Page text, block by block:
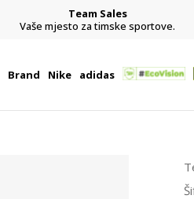
Team Sales
Vaše mjesto za timske sportove.
Brand Nike adidas